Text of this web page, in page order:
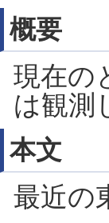
概要
現在の
は観測
本文
最近の